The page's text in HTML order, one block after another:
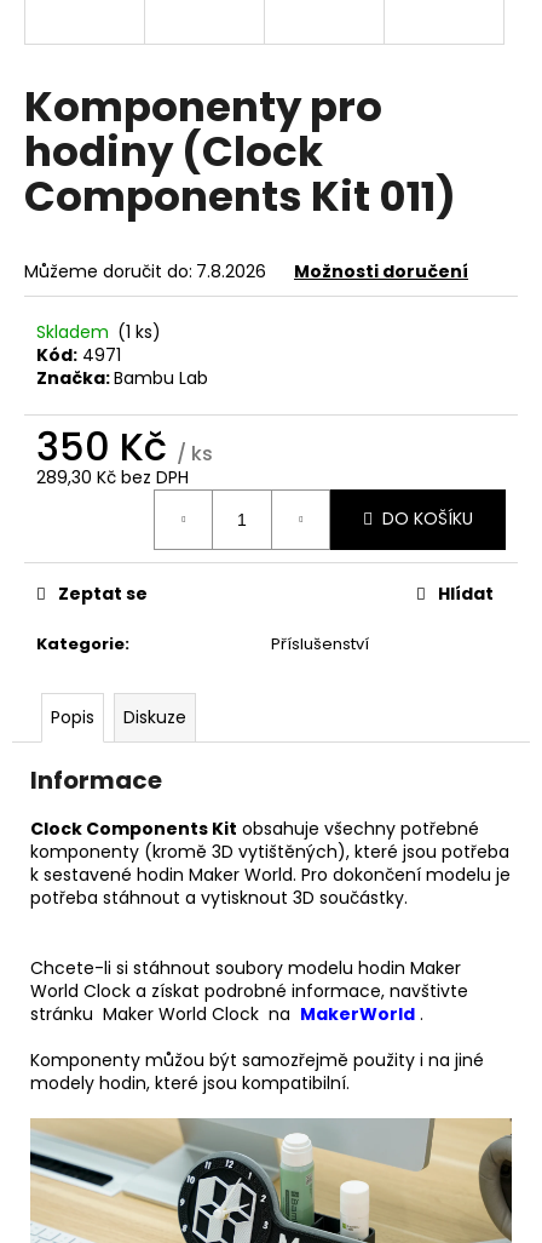
Komponenty pro
hodiny (Clock
Components Kit 011)
Můžeme doručit do: 7.8.2026 Možnosti doručení
Skladem (1 ks)
Kód: 4971
Značka:Bambu Lab
350 Kč / ks
289,30 Kč bez DPH
DO KOŠÍKU
Kategorie: Příslušenství
Zeptat se Hlídat
Popis Diskuze
Informace
Clock Components Kit obsahuje všechny potřebné
komponenty (kromě 3D vytištěných), které jsou potřeba
k sestavené hodin Maker World. Pro dokončení modelu je
potřeba stáhnout a vytisknout 3D součástky.
Chcete-li si stáhnout soubory modelu hodin Maker
World Clock a získat podrobné informace, navštivte
stránku Maker World Clock na MakerWorld .
Komponenty můžou být samozřejmě použity i na jiné
modely hodin, které jsou kompatibilní.
í
t
?
HLEDAT
D
o
p
o
u
m